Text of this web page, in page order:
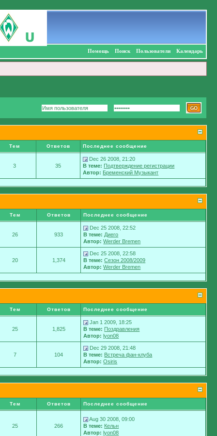
Помощь Поиск Пользователи Календарь
Тем Ответов Последнее сообщение
3 35
Dec 26 2008, 21:20
В теме: Подтверждение регистрации
Автор: Бременский Музыкант
Тем Ответов Последнее сообщение
26 933
Dec 25 2008, 22:52
В теме: Диего
Автор: Werder Bremen
20 1,374
Dec 25 2008, 22:58
В теме: Сезон 2008/2009
Автор: Werder Bremen
Тем Ответов Последнее сообщение
25 1,825
Jan 1 2009, 18:25
В теме: Поздравления
Автор: lyon08
7 104
Dec 29 2008, 21:48
В теме: Встреча фан-клуба
Автор: Osiris
Тем Ответов Последнее сообщение
25 266
Aug 30 2008, 09:00
В теме: Кельн
Автор: lyon08